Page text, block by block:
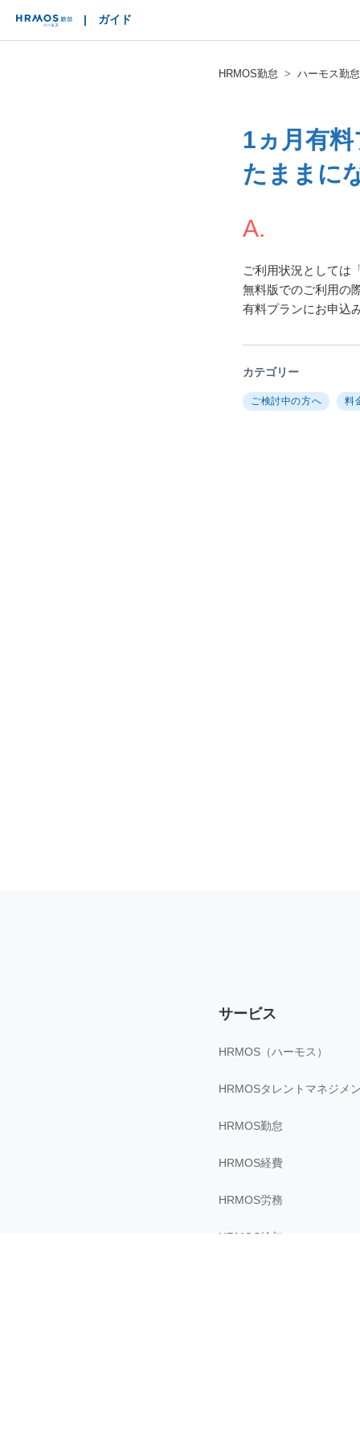
HRMOS
| ガイド
HRMOS勤怠 ハーモス勤
1ヵ月有
たままに
A.
ご利用状況としては
無料版でのご利用の
有料プランにお申込
カテゴリー
ご検討中の方へ 料
サービス
HRMOS（ハーモス）
HRMOSタレントマネジメ
HRMOS勤怠
HRMOS経費
HRMOS労務
HRMOS給与